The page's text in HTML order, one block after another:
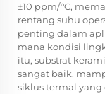
±10 ppm/°C,
rentang suhu
penting dalam
mana kondisi
itu, substrat
sangat baik,
siklus termal